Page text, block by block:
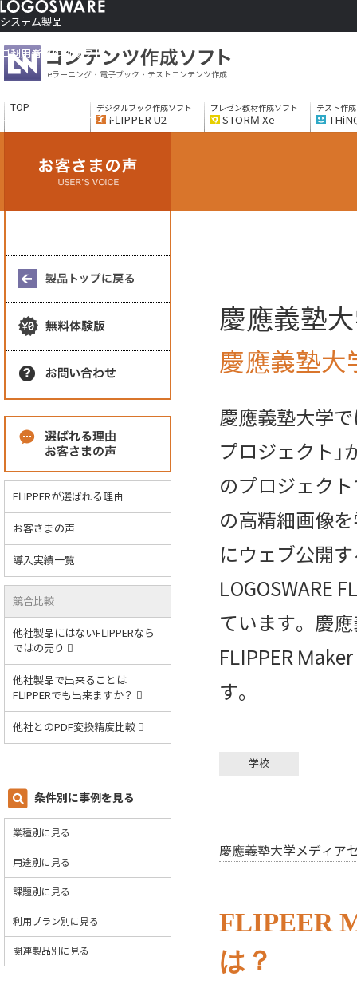
システム製品
コンテンツ作成ソフト
ソリューションサービス
ご利用者さま向け
eラーニング・電子ブック・テストコンテンツ作成
TOP デジタルブック作成ソフト
FLIPPER U2
プレゼン教材作成ソフト
STORM Xe
テスト作
慶應義塾
慶應義塾大
慶應義塾大学で
プロジェクト」
のプロジェク
の高精細画像
にウェブ公開
LOGOSWARE
ています。慶
FLIPPER
す。
学校
慶應義塾大学メディア
FLIPEER
は？
FLIPPERが選ばれる理由
お客さまの声
導入実績一覧
競合比較
他社製品にはないFLIPPERなら
ではの売り
他社製品で出来ることは
FLIPPERでも出来ますか？
他社とのPDF変換精度比較
条件別に事例を見る
業種別に見る
用途別に見る
課題別に見る
利用プラン別に見る
関連製品別に見る